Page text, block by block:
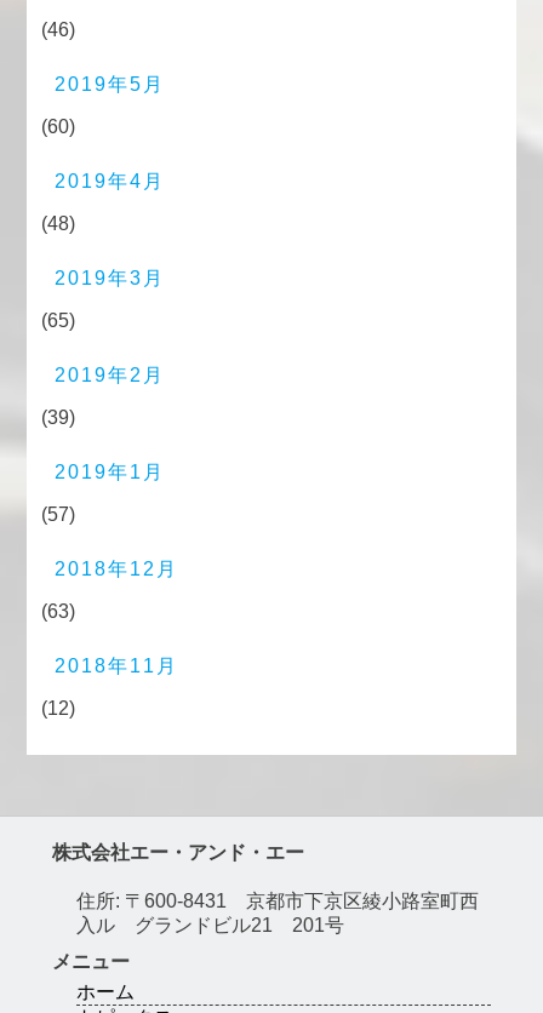
(46)
2019年5月
(60)
2019年4月
(48)
2019年3月
(65)
2019年2月
(39)
2019年1月
(57)
2018年12月
(63)
2018年11月
(12)
株式会社エー・アンド・エー
住所: 〒600-8431 京都市下京区綾小路室町西
入ル グランドビル21 201号
メニュー
ホーム